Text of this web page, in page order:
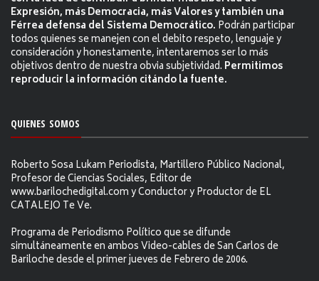
Expresión, más Democracia, más Valores y también una
Férrea defensa del Sistema Democrático. Podrán participar
todos quienes se manejen con el debito respeto, lenguaje y
consideración y honestamente, intentaremos ser lo más
objetivos dentro de nuestra obvia subjetividad. Permitimos
reproducir la información citándo la fuente.
QUIENES SOMOS
Roberto Sosa Lukam Periodista, Martillero Público Nacional,
Profesor de Ciencias Sociales, Editor de
www.barilochedigital.com y Conductor y Productor de EL
CATALEJO Te Ve.
Programa de Periodismo Político que se difunde
simultáneamente en ambos Video-cables de San Carlos de
Bariloche desde el primer jueves de Febrero de 2006.